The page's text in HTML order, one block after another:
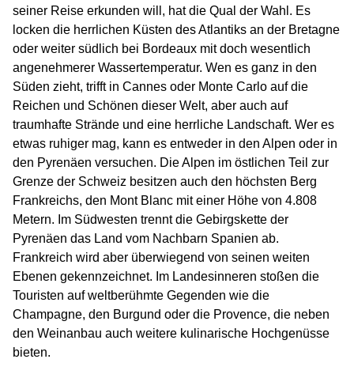
seiner Reise erkunden will, hat die Qual der Wahl. Es
locken die herrlichen Küsten des Atlantiks an der Bretagne
oder weiter südlich bei Bordeaux mit doch wesentlich
angenehmerer Wassertemperatur. Wen es ganz in den
Süden zieht, trifft in Cannes oder Monte Carlo auf die
Reichen und Schönen dieser Welt, aber auch auf
traumhafte Strände und eine herrliche Landschaft. Wer es
etwas ruhiger mag, kann es entweder in den Alpen oder in
den Pyrenäen versuchen. Die Alpen im östlichen Teil zur
Grenze der Schweiz besitzen auch den höchsten Berg
Frankreichs, den Mont Blanc mit einer Höhe von 4.808
Metern. Im Südwesten trennt die Gebirgskette der
Pyrenäen das Land vom Nachbarn Spanien ab.
Frankreich wird aber überwiegend von seinen weiten
Ebenen gekennzeichnet. Im Landesinneren stoßen die
Touristen auf weltberühmte Gegenden wie die
Champagne, den Burgund oder die Provence, die neben
den Weinanbau auch weitere kulinarische Hochgenüsse
bieten.